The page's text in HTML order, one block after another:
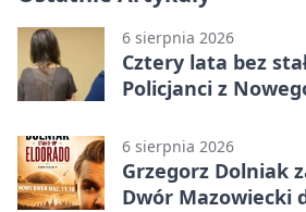
6 sierpnia 2026
Cztery lata bez
Policjanci z
6 sierpnia 2026
Grzegorz Dolniak
Dwór Mazowiecki